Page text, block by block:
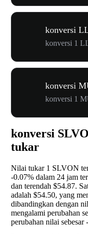
konversi
konversi 1
konversi
konversi 1
konversi
tukar
Nilai tukar 1 SLVON
-0.07% dalam 24 jam
dan terendah $54.87.
adalah $54.50, yang
dibandingkan dengan
mengalami perubahan
perubahan nilai sebesar